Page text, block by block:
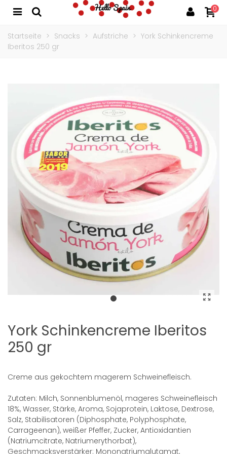
0
Startseite > Snacks > Aufstriche > York Schinkencreme
Iberitos 250 gr
York Schinkencreme Iberitos
250 gr
Creme aus gekochtem magerem Schweinefleisch.
Zutaten: Milch, Sonnenblumenöl, mageres Schweinefleisch
18%, Wasser, Stärke, Aroma, Sojaprotein, Laktose, Dextrose,
Salz, Stabilisatoren (Diphosphate, Polyphosphate,
Carrageenan), weißer Pfeffer, Zucker, Antioxidantien
(Natriumcitrate, Natriumerythorbat),
Geschmacksverstärker: Mononatriumglutamat,